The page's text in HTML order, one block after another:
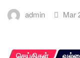
admin Mar
செய்திகள்